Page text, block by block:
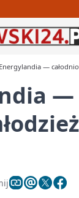
Energylandia —
—